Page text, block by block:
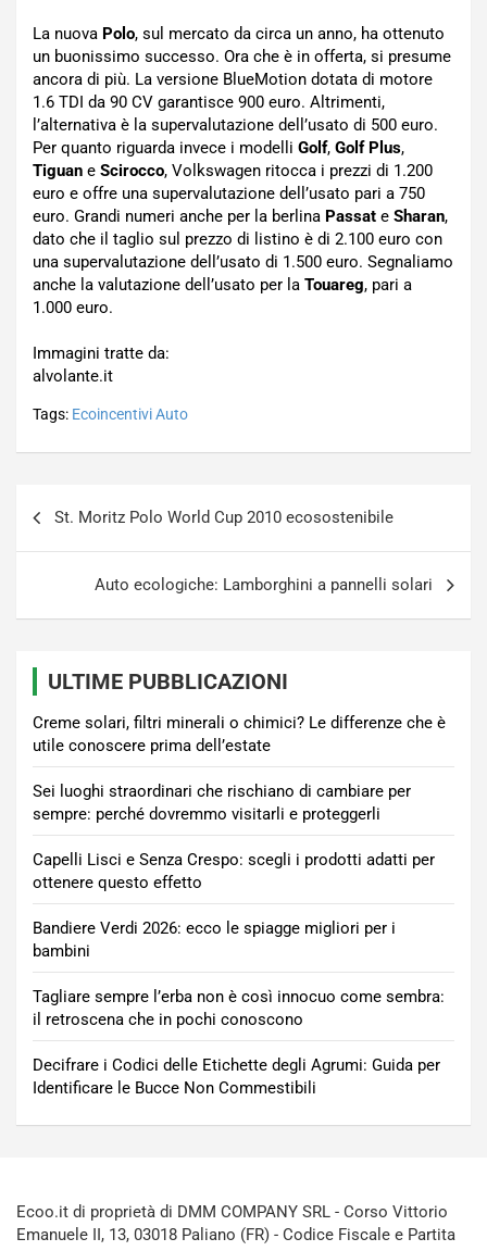
La nuova Polo, sul mercato da circa un anno, ha ottenuto
un buonissimo successo. Ora che è in offerta, si presume
ancora di più. La versione BlueMotion dotata di motore
1.6 TDI da 90 CV garantisce 900 euro. Altrimenti,
l’alternativa è la supervalutazione dell’usato di 500 euro.
Per quanto riguarda invece i modelli Golf, Golf Plus,
Tiguan e Scirocco, Volkswagen ritocca i prezzi di 1.200
euro e offre una supervalutazione dell’usato pari a 750
euro. Grandi numeri anche per la berlina Passat e Sharan,
dato che il taglio sul prezzo di listino è di 2.100 euro con
una supervalutazione dell’usato di 1.500 euro. Segnaliamo
anche la valutazione dell’usato per la Touareg, pari a
1.000 euro.
Immagini tratte da:
alvolante.it
Tags: Ecoincentivi Auto
St. Moritz Polo World Cup 2010 ecosostenibile
Auto ecologiche: Lamborghini a pannelli solari
ULTIME PUBBLICAZIONI
Creme solari, filtri minerali o chimici? Le differenze che è
utile conoscere prima dell’estate
Sei luoghi straordinari che rischiano di cambiare per
sempre: perché dovremmo visitarli e proteggerli
Capelli Lisci e Senza Crespo: scegli i prodotti adatti per
ottenere questo effetto
Bandiere Verdi 2026: ecco le spiagge migliori per i
bambini
Tagliare sempre l’erba non è così innocuo come sembra:
il retroscena che in pochi conoscono
Decifrare i Codici delle Etichette degli Agrumi: Guida per
Identificare le Bucce Non Commestibili
Ecoo.it di proprietà di DMM COMPANY SRL - Corso Vittorio
Emanuele II, 13, 03018 Paliano (FR) - Codice Fiscale e Partita